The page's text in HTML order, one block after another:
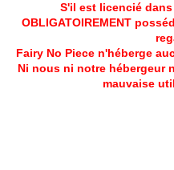
S'il est licencié
OBLIGATOIREMENT
Fairy No Piece n'héberge
Ni nous ni notre hébergeur
mauvaise